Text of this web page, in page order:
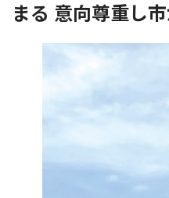
まる 意向尊重し